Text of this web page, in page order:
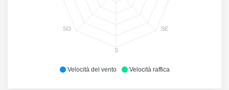
Velocità del vento Velocità raffica
SE
S
SO